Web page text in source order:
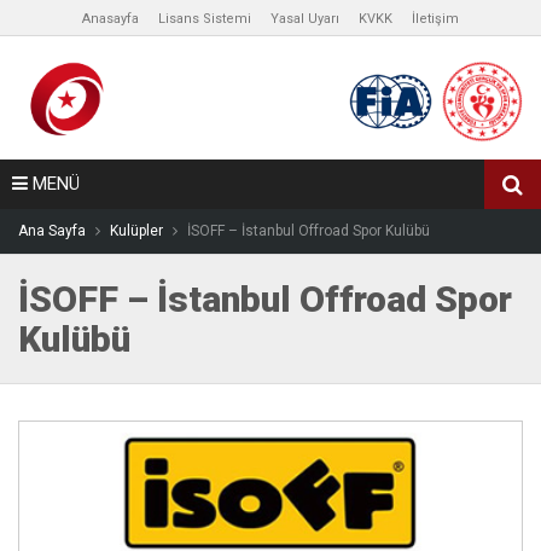
Anasayfa Lisans Sistemi Yasal Uyarı KVKK İletişim
MENÜ
Ana Sayfa Kulüpler İSOFF – İstanbul Offroad Spor Kulübü
İSOFF – İstanbul Offroad Spor
Kulübü